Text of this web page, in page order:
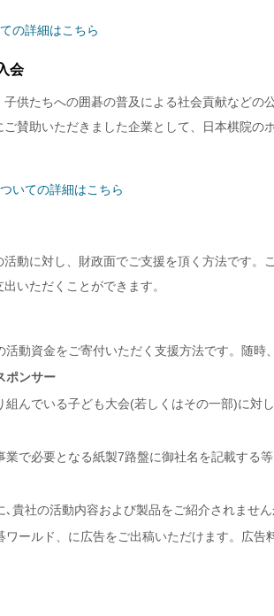
の詳細はこちら
会
供たちへの囲碁の普及による社会貢献などの
賛助いただきました企業として、日本棋院の
いての詳細はこちら
動に対し、財政面でご支援を頂く方法です。
いただくことができます。
活動資金をご寄付いただく支援方法です。随時
ポンサー
組んでいる子ども大会(若しくはその一部)に対
業で必要となる紙製7路盤に御社名を記載する
､貴社の活動内容および製品をご紹介されません
ワールド、に広告をご出稿いただけます。広告